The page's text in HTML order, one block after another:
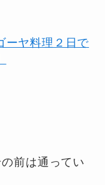
ーヤ料理２日で
前は通ってい